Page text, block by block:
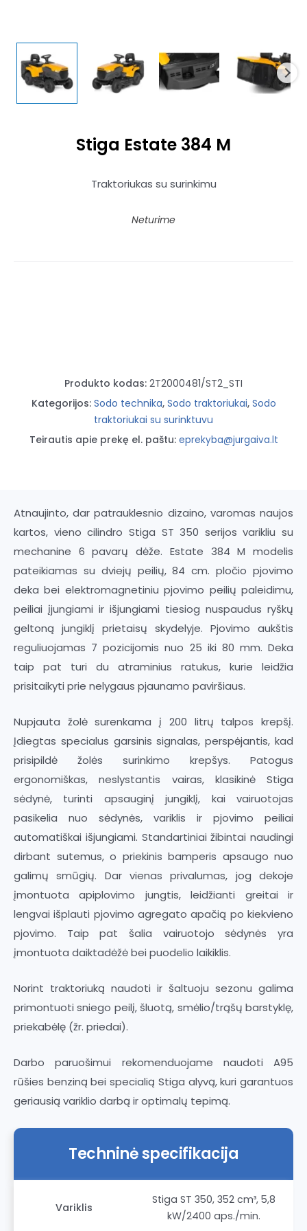
Stiga Estate 384 M
Traktoriukas su surinkimu
Neturime
Produkto kodas: 2T2000481/ST2_STI
Kategorijos: Sodo technika, Sodo traktoriukai, Sodo
traktoriukai su surinktuvu
Teirautis apie prekę el. paštu: eprekyba@jurgaiva.lt
Atnaujinto, dar patrauklesnio dizaino, varomas naujos
kartos, vieno cilindro Stiga ST 350 serijos varikliu su
mechanine 6 pavarų dėže. Estate 384 M modelis
pateikiamas su dviejų peilių, 84 cm. pločio pjovimo
deka bei elektromagnetiniu pjovimo peilių paleidimu,
peiliai įjungiami ir išjungiami tiesiog nuspaudus ryškų
geltoną jungiklį prietaisų skydelyje. Pjovimo aukštis
reguliuojamas 7 pozicijomis nuo 25 iki 80 mm. Deka
taip pat turi du atraminius ratukus, kurie leidžia
prisitaikyti prie nelygaus pjaunamo paviršiaus.
Nupjauta žolė surenkama į 200 litrų talpos krepšį.
Įdiegtas specialus garsinis signalas, perspėjantis, kad
prisipildė žolės surinkimo krepšys. Patogus
ergonomiškas, neslystantis vairas, klasikinė Stiga
sėdynė, turinti apsauginį jungiklį, kai vairuotojas
pasikelia nuo sėdynės, variklis ir pjovimo peiliai
automatiškai išjungiami. Standartiniai žibintai naudingi
dirbant sutemus, o priekinis bamperis apsaugo nuo
galimų smūgių. Dar vienas privalumas, jog dekoje
įmontuota apiplovimo jungtis, leidžianti greitai ir
lengvai išplauti pjovimo agregato apačią po kiekvieno
pjovimo. Taip pat šalia vairuotojo sėdynės yra
įmontuota daiktadėžė bei puodelio laikiklis.
Norint traktoriuką naudoti ir šaltuoju sezonu galima
primontuoti sniego peilį, šluotą, smėlio/trąšų barstyklę,
priekabėlę (žr. priedai).
Darbo paruošimui rekomenduojame naudoti A95
rūšies benziną bei specialią Stiga alyvą, kuri garantuos
geriausią variklio darbą ir optimalų tepimą.
Techninė specifikacija
Variklis
Stiga ST 350, 352 cm³, 5,8
kW/2400 aps./min.